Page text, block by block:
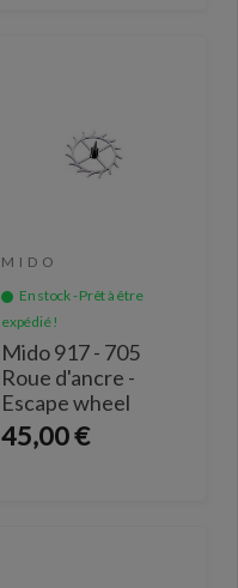
MIDO
En stock - Prêt à être
expédié !
Mido 917 - 705
Roue d'ancre -
Escape wheel
45,00 €